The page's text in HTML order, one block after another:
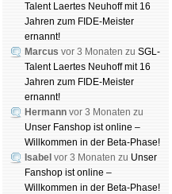
Talent Laertes Neuhoff mit 16
Jahren zum FIDE-Meister
ernannt!
Marcus vor 3 Monaten zu SGL-
Talent Laertes Neuhoff mit 16
Jahren zum FIDE-Meister
ernannt!
Hermann vor 3 Monaten zu
Unser Fanshop ist online –
Willkommen in der Beta-Phase!
Isabel vor 3 Monaten zu Unser
Fanshop ist online –
Willkommen in der Beta-Phase!